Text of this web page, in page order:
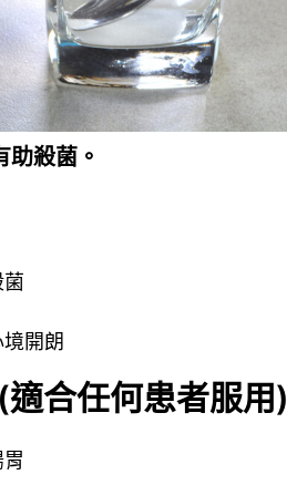
殺菌。
開朗
合任何患者服用)